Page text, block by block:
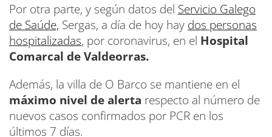
Por otra parte, y según datos del Servicio Galego
de Saúde, Sergas, a día de hoy hay dos personas
hospitalizadas, por coronavirus, en el Hospital
Comarcal de Valdeorras.
Además, la villa de O Barco se mantiene en el
máximo nivel de alerta respecto al número de
nuevos casos confirmados por PCR en los
últimos 7 días.